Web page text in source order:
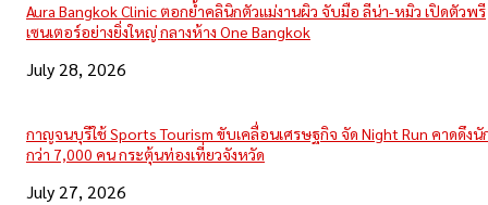
Aura Bangkok Clinic ตอกย้ำคลินิกตัวแม่งานผิว จับมือ ลีน่า-หมิว เปิดตัวพรี
เซนเตอร์อย่างยิ่งใหญ่ กลางห้าง One Bangkok
July 28, 2026
กาญจนบุรีใช้ Sports Tourism ขับเคลื่อนเศรษฐกิจ จัด Night Run คาดดึงนั
กว่า 7,000 คน กระตุ้นท่องเที่ยวจังหวัด
July 27, 2026